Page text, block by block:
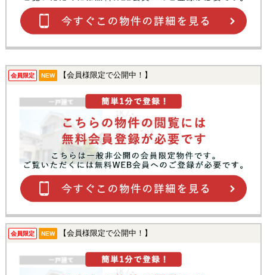
会員限定 NEW 【会員様限定で公開中！】
会員限定 NEW 【会員様限定で公開中！】